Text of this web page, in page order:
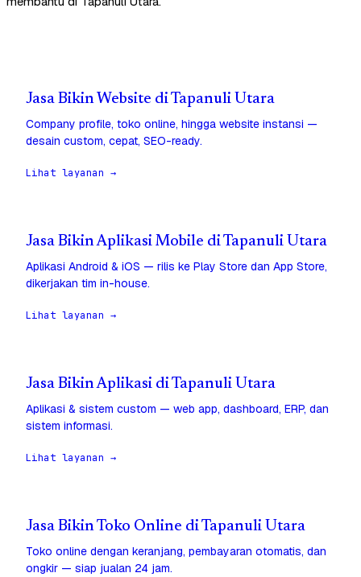
Jasa Bikin Website di Tapanuli Utara
Company profile, toko online, hingga website instansi —
desain custom, cepat, SEO-ready.
Lihat layanan →
Jasa Bikin Aplikasi Mobile di Tapanuli Utara
Aplikasi Android & iOS — rilis ke Play Store dan App Store,
dikerjakan tim in-house.
Lihat layanan →
Jasa Bikin Aplikasi di Tapanuli Utara
Aplikasi & sistem custom — web app, dashboard, ERP, dan
sistem informasi.
Lihat layanan →
Jasa Bikin Toko Online di Tapanuli Utara
Toko online dengan keranjang, pembayaran otomatis, dan
ongkir — siap jualan 24 jam.